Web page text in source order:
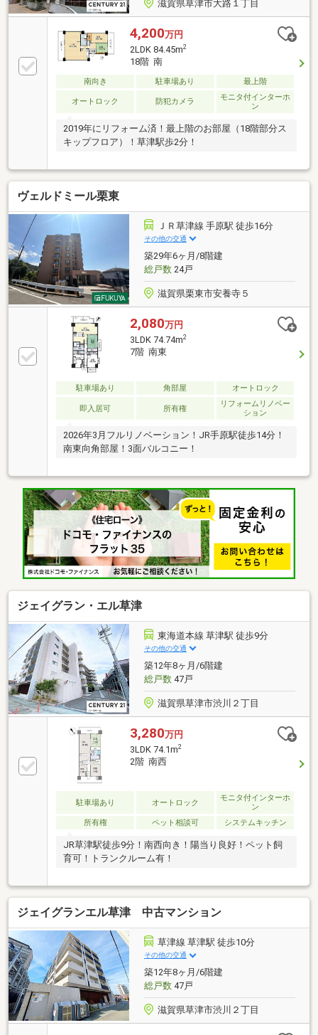
滋賀県草津市大路１丁目
4,200万円
2LDK 84.45m2
18階 南
南向き 駐車場あり 最上階
オートロック 防犯カメラ
モニタ付インターホ
ン
2019年にリフォーム済！最上階のお部屋（18階部分ス
キップフロア）！草津駅歩2分！
ヴェルドミール栗東
ＪＲ草津線 手原駅 徒歩16分
その他の交通
築29年6ヶ月/8階建
総戸数24戸
滋賀県栗東市安養寺５
2,080万円
3LDK 74.74m2
7階 南東
駐車場あり 角部屋 オートロック
即入居可 所有権
リフォームリノベー
ション
2026年3月フルリノベーション！JR手原駅徒歩14分！
南東向角部屋！3面バルコニー！
ジェイグラン・エル草津
東海道本線 草津駅 徒歩9分
その他の交通
築12年8ヶ月/6階建
総戸数47戸
滋賀県草津市渋川２丁目
3,280万円
3LDK 74.1m2
2階 南西
駐車場あり オートロック
モニタ付インターホ
ン
所有権
ペット相談可 システムキッチン
JR草津駅徒歩9分！南西向き！陽当り良好！ペット飼
育可！トランクルーム有！
ジェイグランエル草津 中古マンション
草津線 草津駅 徒歩10分
その他の交通
築12年8ヶ月/6階建
総戸数47戸
滋賀県草津市渋川２丁目